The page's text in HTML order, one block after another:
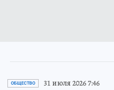
ОБЩЕСТВО 31 июля 2026 7:46